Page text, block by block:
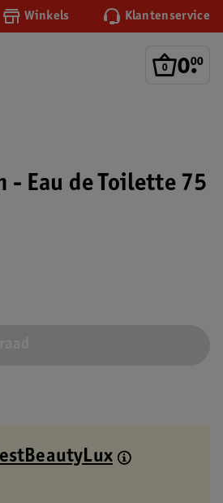
Winkels Klantenservice
0.
00
- Eau de Toilette 75